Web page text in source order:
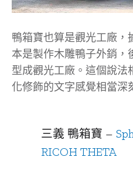
鴨箱寶也算是觀光工廠，
本是製作木雕鴨子外銷，
型成觀光工廠。這個說法
化修飾的文字感覺相當深
三義 鴨箱寶 –
RICOH THETA